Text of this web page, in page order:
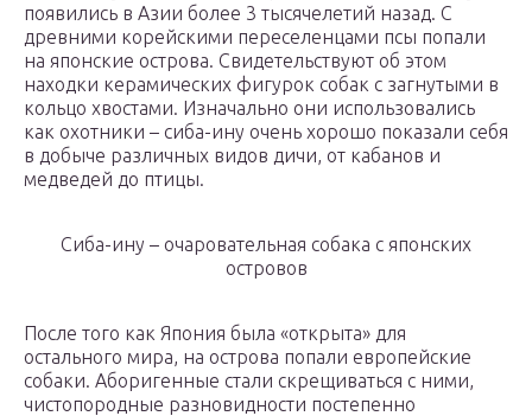
появились в Азии более 3 тысячелетий назад. С
древними корейскими переселенцами псы попали
на японские острова. Свидетельствуют об этом
находки керамических фигурок собак с загнутыми в
кольцо хвостами. Изначально они использовались
как охотники – сиба-ину очень хорошо показали себя
в добыче различных видов дичи, от кабанов и
медведей до птицы.
Сиба-ину – очаровательная собака с японских
островов
После того как Япония была «открыта» для
остального мира, на острова попали европейские
собаки. Аборигенные стали скрещиваться с ними,
чистопородные разновидности постепенно